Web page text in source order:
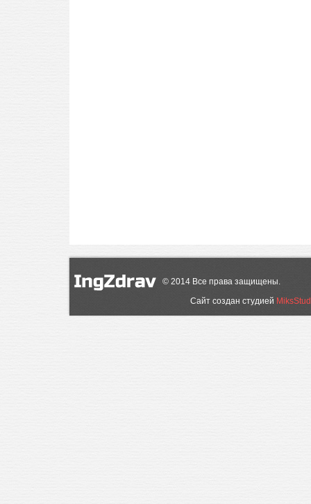
© 2014 Все права защищены.
Сайт создан студией